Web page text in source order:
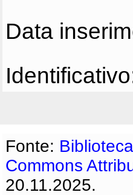
Data
Fonte:
Commons
20.11.2025.